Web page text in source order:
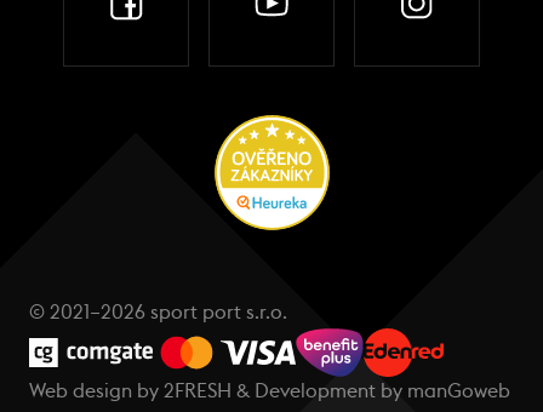
© 2021–2026 sport port s.r.o.
Web design by 2FRESH & Development by manGoweb